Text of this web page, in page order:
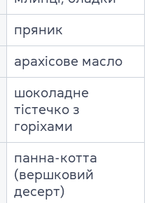
пряник
арахісове масло
шоколадне
тістечко з
горіхами
панна-котта
(вершковий
десерт)